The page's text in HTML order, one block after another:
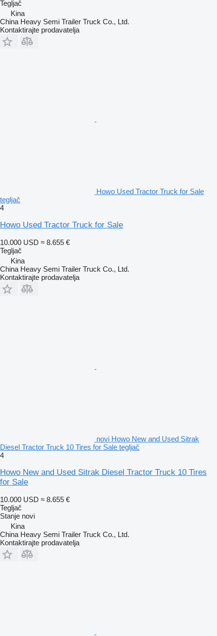
Tegljač
Kina
China Heavy Semi Trailer Truck Co., Ltd.
Kontaktirajte prodavatelja
Howo Used Tractor Truck for Sale
tegljač
4
Howo Used Tractor Truck for Sale
10.000 USD ≈ 8.655 €
Tegljač
Kina
China Heavy Semi Trailer Truck Co., Ltd.
Kontaktirajte prodavatelja
novi Howo New and Used Sitrak
Diesel Tractor Truck 10 Tires for Sale tegljač
4
Howo New and Used Sitrak Diesel Tractor Truck 10 Tires
for Sale
10.000 USD ≈ 8.655 €
Tegljač
Stanje novi
Kina
China Heavy Semi Trailer Truck Co., Ltd.
Kontaktirajte prodavatelja